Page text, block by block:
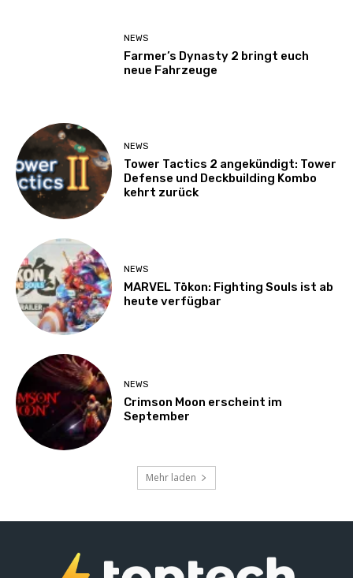
NEWS
Farmer’s Dynasty 2 bringt euch
neue Fahrzeuge
NEWS
Tower Tactics 2 angekündigt: Tower
Defense und Deckbuilding Kombo
kehrt zurück
NEWS
MARVEL Tōkon: Fighting Souls ist ab
heute verfügbar
NEWS
Crimson Moon erscheint im
September
Mehr laden